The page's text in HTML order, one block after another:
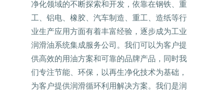
净化领域的不断探索和开发，依靠在钢铁、重
工、铝电、橡胶、汽车制造、重工、造纸等行
业生产应用方面有着丰富经验，逐步成为工业
润滑油系统集成服务公司。我们可以为客户提
供高效的用油方案和可靠的品牌产品，同时我
们专注节能、环保，以再生净化技术为基础，
为客户提供润滑循环利用解决方案。我们是润